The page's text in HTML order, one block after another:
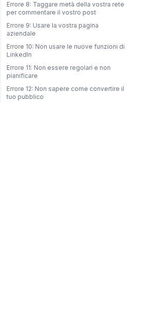
Errore 8: Taggare metà della vostra rete
per commentare il vostro post
Errore 9: Usare la vostra pagina
aziendale
Errore 10: Non usare le nuove funzioni di
LinkedIn
Errore 11: Non essere regolari e non
pianificare
Errore 12: Non sapere come convertire il
tuo pubblico